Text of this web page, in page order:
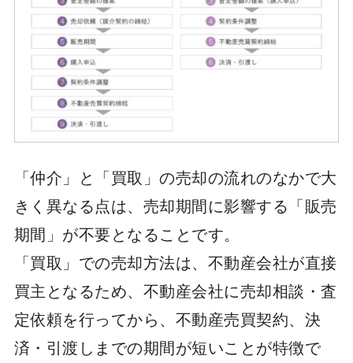
「仲介」と「買取」の売却の流れのなかで大
きく異なる点は、売却期間に影響する「販売
期間」が不要となることです。
「買取」での売却方法は、不動産会社が直接
買主となるため、不動産会社に売却相談・査
定依頼を行ってから、不動産売買契約、決
済・引渡しまでの期間が短いことが特徴で